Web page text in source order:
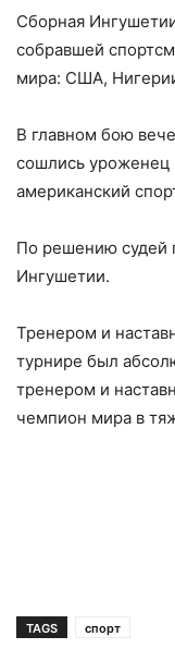
Сборная
собравшей
мира: США,
В главном бою
сошлись
американский
По решению судей
Ингушетии.
Тренером и
турнире был
тренером и
чемпион мира в
TAGS спорт